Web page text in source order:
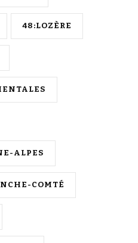
48:LOZÈRE
ALPES
COMTÉ